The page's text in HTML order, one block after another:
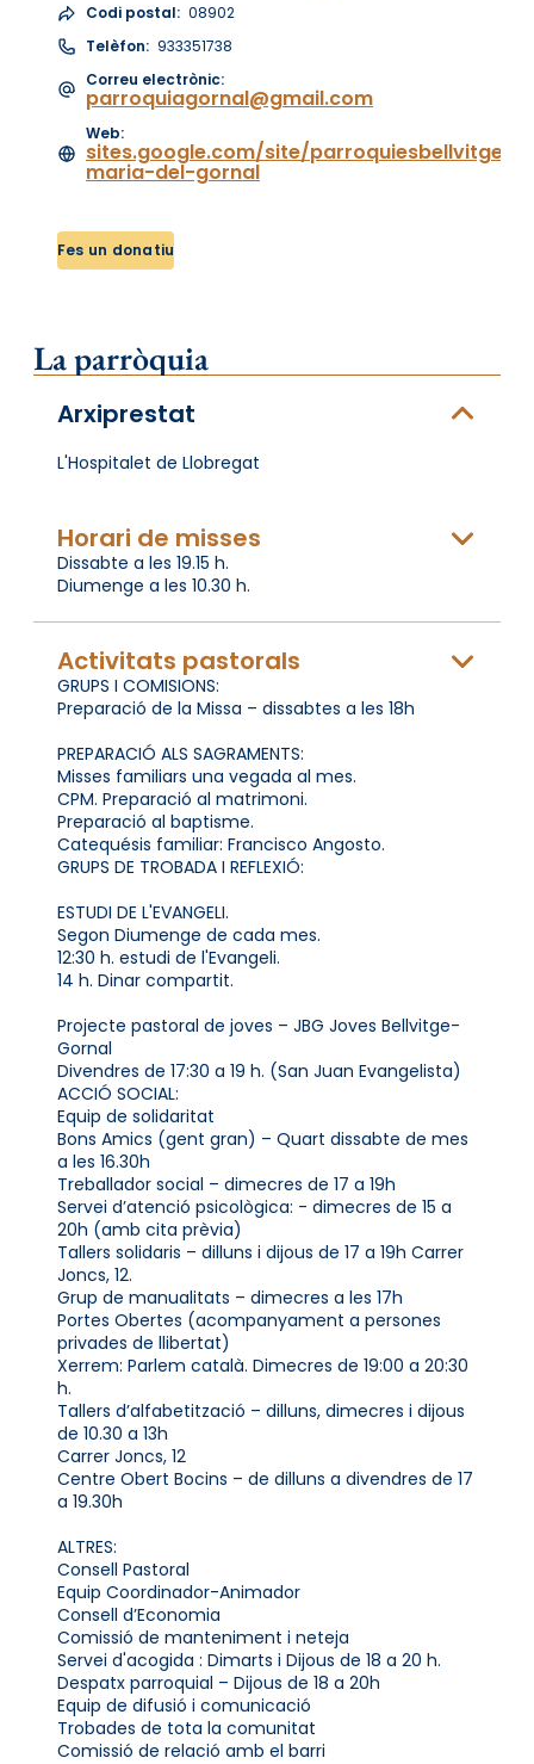
Codi postal: 08902
Telèfon: 933351738
Correu electrònic:
parroquiagornal@gmail.com
Web:
sites.google.com/site/
maria-del-gornal
Fes un donatiu
La parròquia
Arxiprestat
L'Hospitalet de Llobregat
Horari de misses
Dissabte a les 19.15 h.
Diumenge a les 10.30 h.
Activitats pastorals
GRUPS I COMISIONS:
Preparació de la Missa – dissabtes a les 18h
PREPARACIÓ ALS SAGRAMENTS:
Misses familiars una vegada al mes.
CPM. Preparació al matrimoni.
Preparació al baptisme.
Catequésis familiar: Francisco Angosto.
GRUPS DE TROBADA I REFLEXIÓ:
ESTUDI DE L'EVANGELI.
Segon Diumenge de cada mes.
12:30 h. estudi de l'Evangeli.
14 h. Dinar compartit.
Projecte pastoral de joves – JBG Joves Bellvitge-
Gornal
Divendres de 17:30 a 19 h. (San Juan Evangelista)
ACCIÓ SOCIAL:
Equip de solidaritat
Bons Amics (gent gran) – Quart dissabte de mes
a les 16.30h
Treballador social – dimecres de 17 a 19h
Servei d’atenció psicològica: - dimecres de 15 a
20h (amb cita prèvia)
Tallers solidaris – dilluns i dijous de 17 a 19h Carrer
Joncs, 12.
Grup de manualitats – dimecres a les 17h
Portes Obertes (acompanyament a persones
privades de llibertat)
Xerrem: Parlem català. Dimecres de 19:00 a 20:30
h.
Tallers d’alfabetització – dilluns, dimecres i dijous
de 10.30 a 13h
Carrer Joncs, 12
Centre Obert Bocins – de dilluns a divendres de 17
a 19.30h
ALTRES:
Consell Pastoral
Equip Coordinador-Animador
Consell d’Economia
Comissió de manteniment i neteja
Servei d'acogida : Dimarts i Dijous de 18 a 20 h.
Despatx parroquial – Dijous de 18 a 20h
Equip de difusió i comunicació
Trobades de tota la comunitat
Comissió de relació amb el barri